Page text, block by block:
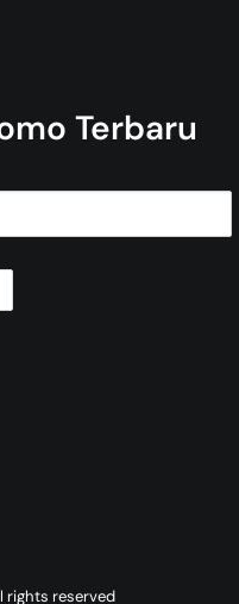
Terbaru
rights reserved